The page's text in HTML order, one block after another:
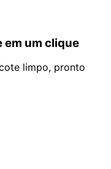
em um clique
limpo, pronto